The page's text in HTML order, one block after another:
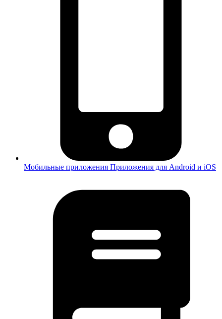
Мобильные приложения Приложения для Android и iOS